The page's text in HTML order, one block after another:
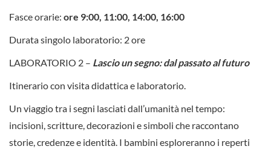
Fasce orarie: ore 9:00, 11:00, 14:00, 16:00
Durata singolo laboratorio: 2 ore
LABORATORIO 2 – Lascio un segno: dal passato al futuro
Itinerario con visita didattica e laboratorio.
Un viaggio tra i segni lasciati dall’umanità nel tempo:
incisioni, scritture, decorazioni e simboli che raccontano
storie, credenze e identità. I bambini esploreranno i reperti